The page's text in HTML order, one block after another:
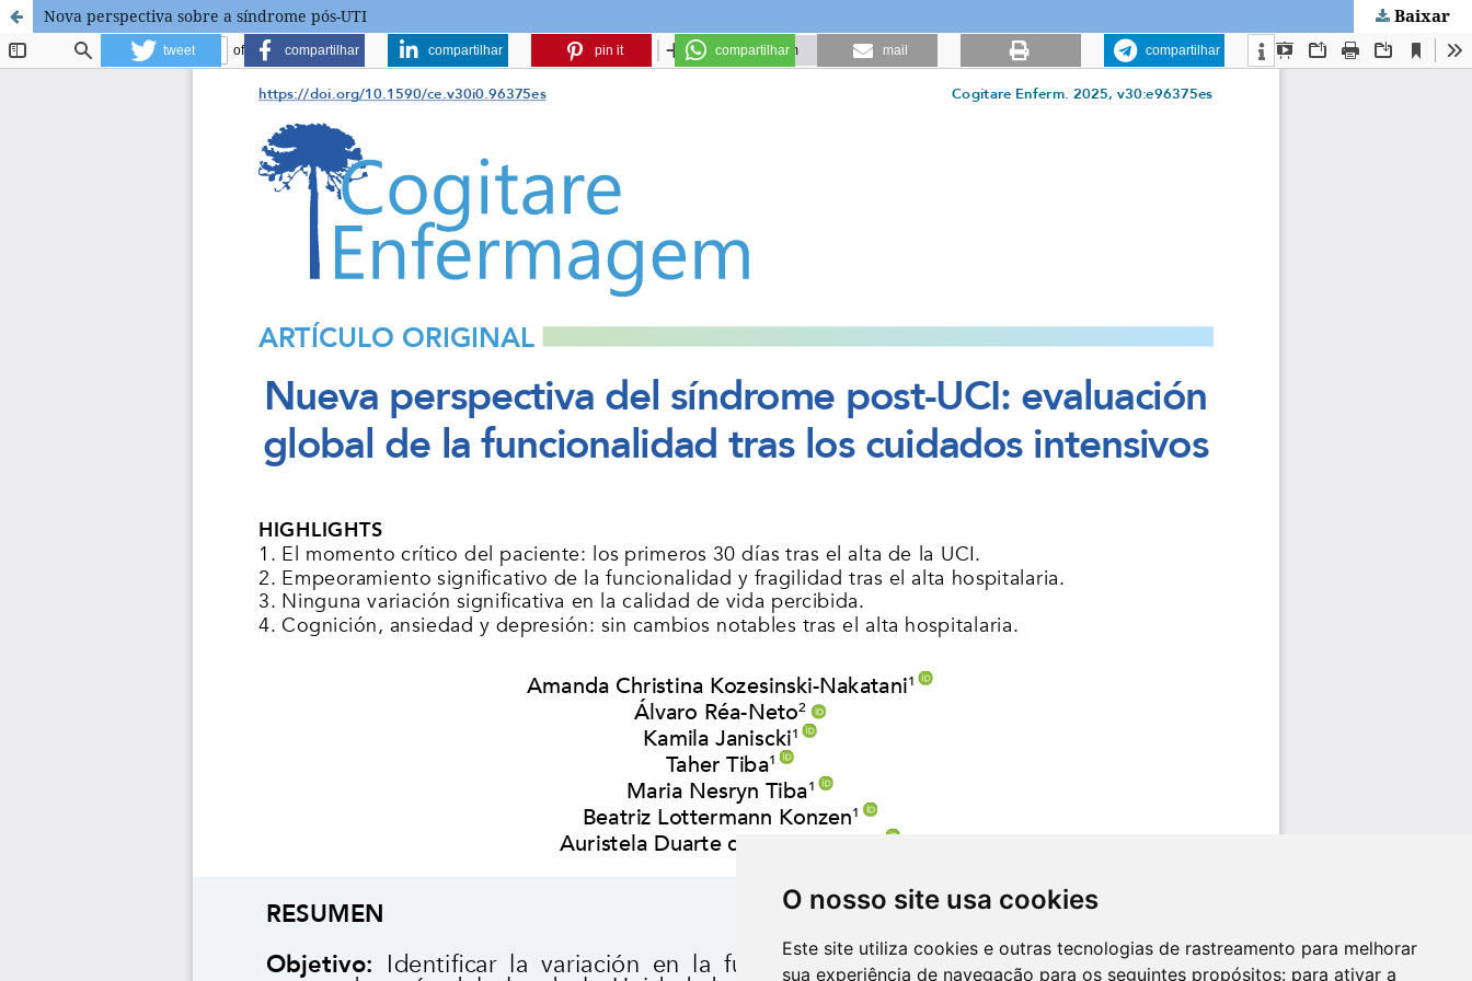
O nosso site usa cookies
Este site utiliza cookies e outras tecnologias de rastreamento para melhorar
sua experiência de navegação para os seguintes propósitos: para ativar a
Nova perspectiva sobre a síndrome pós-UTI Baixar
tweet compartilhar compartilhar pin it compartilhar mail compartilhar